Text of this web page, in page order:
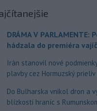
DRÁMA V PARLAMENTE:
hádzala do premiéra
Irán stanovil nové
plavby cez Hormuzský prieliv
Do Bulharska vnikol dron a
blízkosti hraníc s